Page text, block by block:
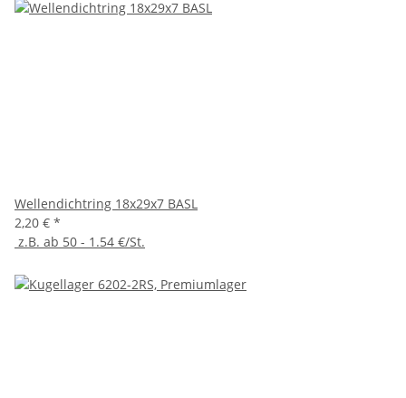
Wellendichtring 18x29x7 BASL
2,20 € *
z.B. ab 50 - 1.54 €/St.